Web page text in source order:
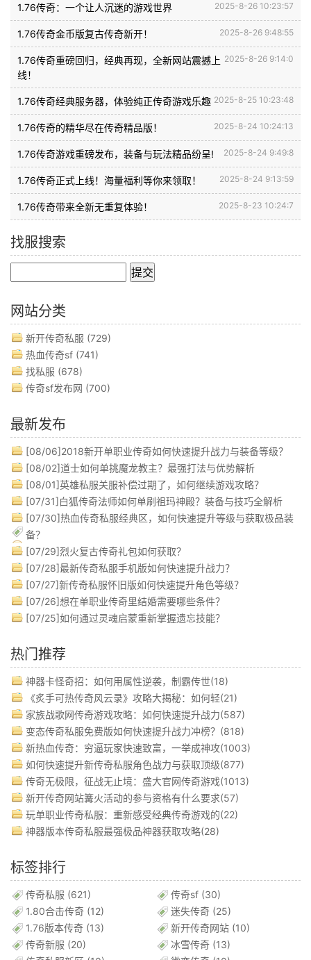
2025-8-26 10:23:57
1.76传奇：一个让人沉迷的游戏世界
2025-8-26 9:48:55
1.76传奇金币版复古传奇新开！
2025-8-26 9:14:0
1.76传奇重磅回归，经典再现，全新网站震撼上
线！
2025-8-25 10:23:48
1.76传奇经典服务器，体验纯正传奇游戏乐趣
2025-8-24 10:24:13
1.76传奇的精华尽在传奇精品版！
2025-8-24 9:49:8
1.76传奇游戏重磅发布，装备与玩法精品纷呈!
2025-8-24 9:13:59
1.76传奇正式上线！海量福利等你来领取！
2025-8-23 10:24:7
1.76传奇带来全新无重复体验！
找服搜索
网站分类
新开传奇私服 (729)
热血传奇sf (741)
找私服 (678)
传奇sf发布网 (700)
最新发布
[08/06]2018新开单职业传奇如何快速提升战力与装备等级？
[08/02]道士如何单挑魔龙教主？最强打法与优势解析
[08/01]英雄私服关服补偿过期了，如何继续游戏攻略？
[07/31]白狐传奇法师如何单刷祖玛神殿？装备与技巧全解析
[07/30]热血传奇私服经典区，如何快速提升等级与获取极品装
备？
[07/29]烈火复古传奇礼包如何获取？
[07/28]最新传奇私服手机版如何快速提升战力？
[07/27]新传奇私服怀旧版如何快速提升角色等级？
[07/26]想在单职业传奇里结婚需要哪些条件？
[07/25]如何通过灵魂启蒙重新掌握遗忘技能？
热门推荐
神器卡怪奇招：如何用属性逆袭，制霸传世(18)
《炙手可热传奇风云录》攻略大揭秘：如何轻(21)
家族战歌网传奇游戏攻略：如何快速提升战力(587)
变态传奇私服免费版如何快速提升战力冲榜？(818)
新热血传奇：穷逼玩家快速致富，一举成神攻(1003)
如何快速提升新传奇私服角色战力与获取顶级(877)
传奇无极限，征战无止境：盛大官网传奇游戏(1013)
新开传奇网站篝火活动的参与资格有什么要求(57)
玩单职业传奇私服：重新感受经典传奇游戏的(22)
神器版本传奇私服最强极品神器获取攻略(28)
标签排行
传奇私服 (621) 传奇sf (30)
1.80合击传奇 (12) 迷失传奇 (25)
1.76版本传奇 (13) 新开传奇网站 (10)
传奇新服 (20) 冰雪传奇 (13)